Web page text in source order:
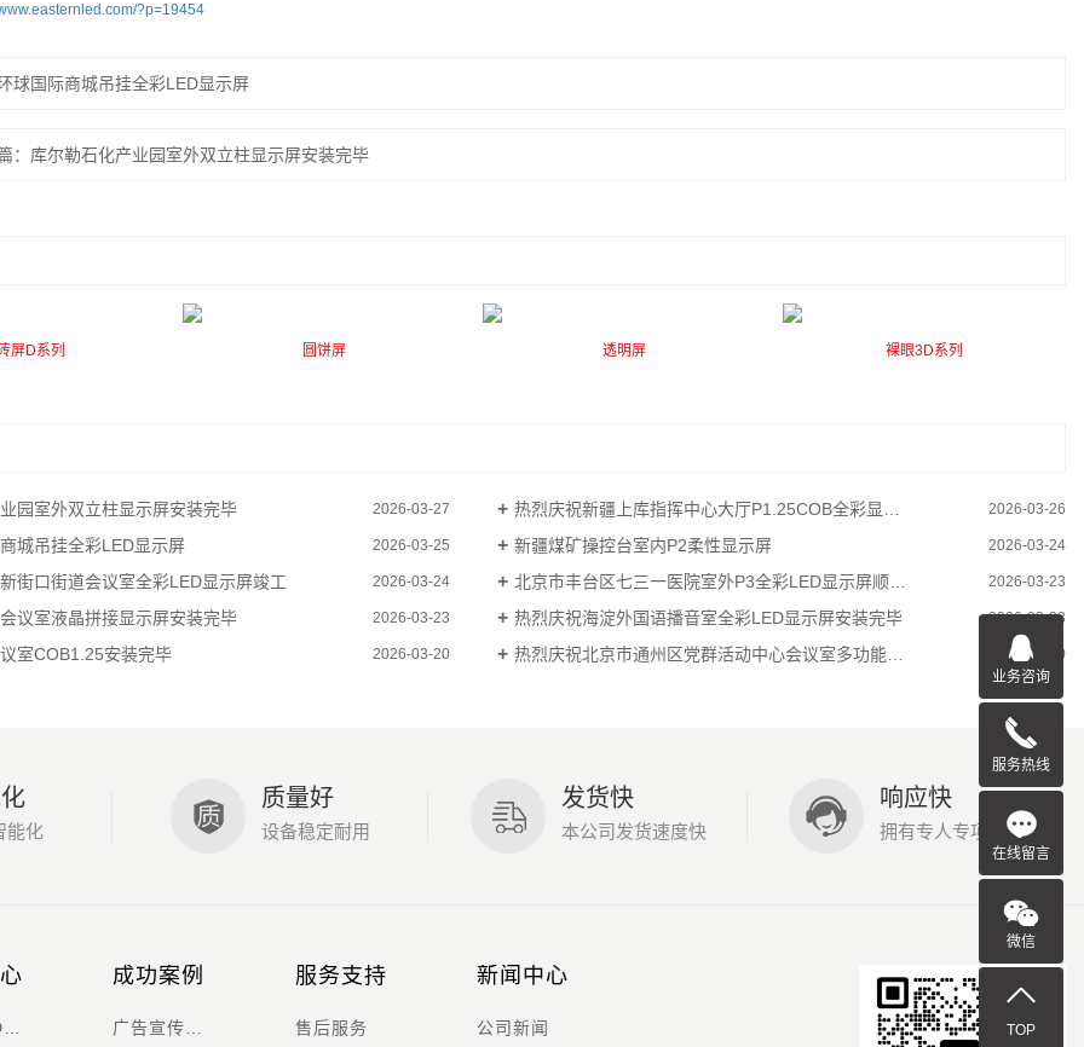
?p=19454
球国际商城吊挂全彩LED显示屏
：库尔勒石化产业园室外双立柱显示屏安装完毕
屏D系列 圆饼屏 透明屏 裸眼3D系列
园室外双立柱显示屏安装完毕 2026-03-27 热烈庆祝新疆上库指挥中心大厅P1.25COB全彩显示屏顺利竣工 2026-03-26
城吊挂全彩LED显示屏 2026-03-25 新疆煤矿操控台室内P2柔性显示屏 2026-03-24
街口街道会议室全彩LED显示屏竣工 2026-03-24 北京市丰台区七三一医院室外P3全彩LED显示屏顺利竣工 2026-03-23
议室液晶拼接显示屏安装完毕 2026-03-23 热烈庆祝海淀外国语播音室全彩LED显示屏安装完毕 2026-03-23
室COB1.25安装完毕 2026-03-20 热烈庆祝北京市通州区党群活动中心会议室多功能显示屏竣工完毕 2026-03-20
能化
质量好
设备稳定耐用
发货快
本公司发货速度快
响应快
拥有专人专项跟进
成功案例 服务支持
售后服务
新闻中心
公司新闻
业务咨询
服务热线
在线留言
微信
TOP